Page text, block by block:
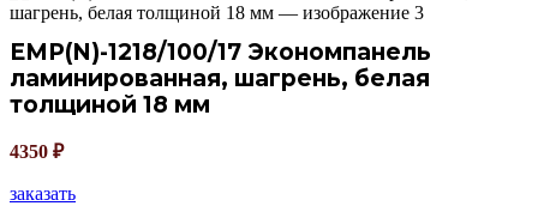
EMP(N)-1218/100/17 Экономпанель
ламинированная, шагрень, белая
толщиной 18 мм
4350 ₽
заказать